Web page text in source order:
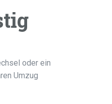
oder ein
Umzug